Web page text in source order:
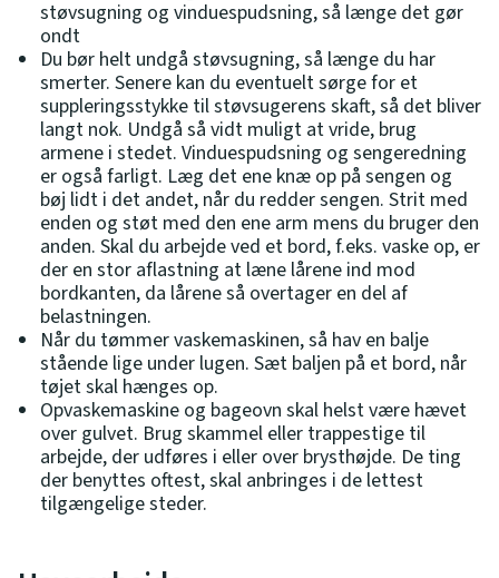
støvsugning og vinduespudsning, så længe det gør
ondt
Du bør helt undgå støvsugning, så længe du har
smerter. Senere kan du eventuelt sørge for et
suppleringsstykke til støvsugerens skaft, så det bliver
langt nok. Undgå så vidt muligt at vride, brug
armene i stedet. Vinduespudsning og sengeredning
er også farligt. Læg det ene knæ op på sengen og
bøj lidt i det andet, når du redder sengen. Strit med
enden og støt med den ene arm mens du bruger den
anden. Skal du arbejde ved et bord, f.eks. vaske op, er
der en stor aflastning at læne lårene ind mod
bordkanten, da lårene så overtager en del af
belastningen.
Når du tømmer vaskemaskinen, så hav en balje
stående lige under lugen. Sæt baljen på et bord, når
tøjet skal hænges op.
Opvaskemaskine og bageovn skal helst være hævet
over gulvet. Brug skammel eller trappestige til
arbejde, der udføres i eller over brysthøjde. De ting
der benyttes oftest, skal anbringes i de lettest
tilgængelige steder.